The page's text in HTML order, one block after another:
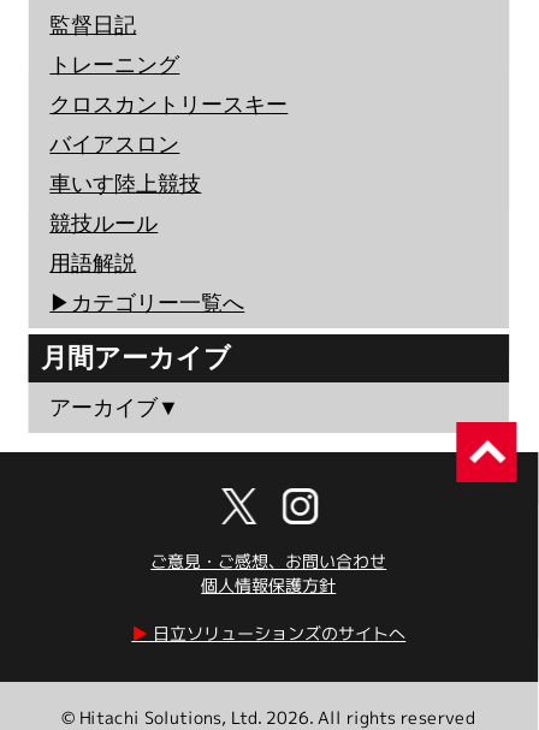
監督日記
トレーニング
クロスカントリースキー
バイアスロン
車いす陸上競技
競技ルール
用語解説
▶︎カテゴリー一覧へ
月間アーカイブ
アーカイブ▼
ご意見・ご感想、お問い合わせ
個人情報保護方針
▶︎ 日立ソリューションズのサイトへ
© Hitachi Solutions, Ltd. 2026. All rights reserved